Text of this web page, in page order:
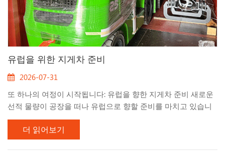
유럽을 위한 지게차 준비
2026-07-31
또 하나의 여정이 시작됩니다: 유럽을 향한 지게차 준비 새로운
선적 물량이 공장을 떠나 유럽으로 향할 준비를 마치고 있습니
다. 컨테이너 내부에 정교하게 배치된 이 지게차들을 보는 순간
은 언제나 특별합니다 — 이는 단순히 생산 완료를 의미하는 것
이 아니라 새로운 파트너십 여정의 시작을 의미합니다. 이번 선
더 읽어보기